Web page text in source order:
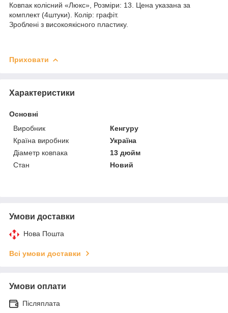
Ковпак колісний «Люкс», Розміри: 13. Цена указана за
комплект (4штуки). Колір: графіт.
Зроблені з високоякісного пластику.
Приховати
Характеристики
Основні
Виробник
Кенгуру
Країна виробник
Україна
Діаметр ковпака
13 дюйм
Стан
Новий
Умови доставки
Нова Пошта
Всі умови доставки
Умови оплати
Післяплата